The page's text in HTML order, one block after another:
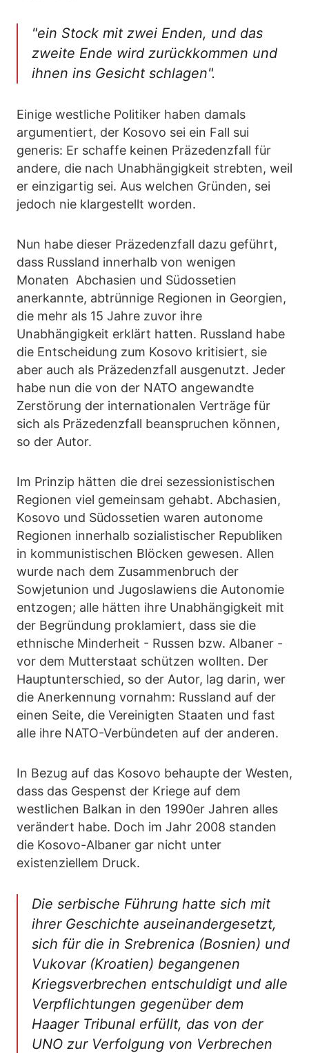
"ein Stock mit zwei Enden, und das
zweite Ende wird zurückkommen und
ihnen ins Gesicht schlagen".
Einige westliche Politiker haben damals
argumentiert, der Kosovo sei ein Fall sui
generis: Er schaffe keinen Präzedenzfall für
andere, die nach Unabhängigkeit strebten, weil
er einzigartig sei. Aus welchen Gründen, sei
jedoch nie klargestellt worden.
Nun habe dieser Präzedenzfall dazu geführt,
dass Russland innerhalb von wenigen
Monaten Abchasien und Südossetien
anerkannte, abtrünnige Regionen in Georgien,
die mehr als 15 Jahre zuvor ihre
Unabhängigkeit erklärt hatten. Russland habe
die Entscheidung zum Kosovo kritisiert, sie
aber auch als Präzedenzfall ausgenutzt. Jeder
habe nun die von der NATO angewandte
Zerstörung der internationalen Verträge für
sich als Präzedenzfall beanspruchen können,
so der Autor.
Im Prinzip hätten die drei sezessionistischen
Regionen viel gemeinsam gehabt. Abchasien,
Kosovo und Südossetien waren autonome
Regionen innerhalb sozialistischer Republiken
in kommunistischen Blöcken gewesen. Allen
wurde nach dem Zusammenbruch der
Sowjetunion und Jugoslawiens die Autonomie
entzogen; alle hätten ihre Unabhängigkeit mit
der Begründung proklamiert, dass sie die
ethnische Minderheit - Russen bzw. Albaner -
vor dem Mutterstaat schützen wollten. Der
Hauptunterschied, so der Autor, lag darin, wer
die Anerkennung vornahm: Russland auf der
einen Seite, die Vereinigten Staaten und fast
alle ihre NATO-Verbündeten auf der anderen.
In Bezug auf das Kosovo behaupte der Westen,
dass das Gespenst der Kriege auf dem
westlichen Balkan in den 1990er Jahren alles
verändert habe. Doch im Jahr 2008 standen
die Kosovo-Albaner gar nicht unter
existenziellem Druck.
Die serbische Führung hatte sich mit
ihrer Geschichte auseinandergesetzt,
sich für die in Srebrenica (Bosnien) und
Vukovar (Kroatien) begangenen
Kriegsverbrechen entschuldigt und alle
Verpflichtungen gegenüber dem
Haager Tribunal erfüllt, das von der
UNO zur Verfolgung von Verbrechen